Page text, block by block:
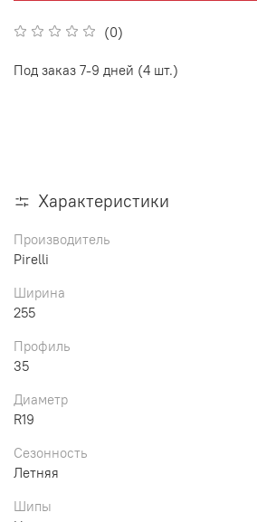
(0)
Под заказ 7-9 дней (4 шт.)
Характеристики
Производитель
Pirelli
Ширина
255
Профиль
35
Диаметр
R19
Сезонность
Летняя
Шипы